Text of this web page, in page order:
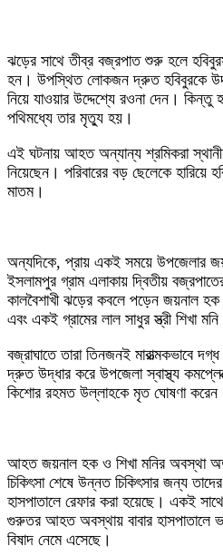
ঝড়ের সাথে তীব্র বজ্রপাত শুরু হলে
হন। উপস্থিত লোকজন দ্রুত হবিবুরকে
নিয়ে যাওয়ার উদ্দেশ্যে রওনা দেন।
পথিমধ্যে তার মৃত্যু হয়।
এই ঘটনায় আহত অন্যান্য শ্রমিকরা
নিয়েছেন। পরিবারের বড় ছেলেকে হারিয়ে
মাতম।
‎অন্যদিকে, প্রায় একই সময়ে উপজেলার
ইসলামপুর গ্রাম এলাকায় দ্বিতীয়
কালবৈশাখী ঝড়ের কবলে পড়েন জয়নাল
এবং একই গ্রামের লাল সাধুর স্ত্রী শিখা
বজ্রাঘাতে তারা তিনজনই মারাত্মকভাবে
দ্রুত উদ্ধার করে উপজেলা স্বাস্থ্য
কিশোর রহমত উল্লাহকে মৃত ঘোষণা
‎আহত জয়নাল হক ও শিখা মনির অবস্থা
চিকিৎসা শেষে উন্নত চিকিৎসার জন্য
হাসপাতালে রেফার করা হয়েছে। একই
গুরুতর আহত অবস্থায় বাবার হাসপাতালে
বিষাদ নেমে এসেছে।